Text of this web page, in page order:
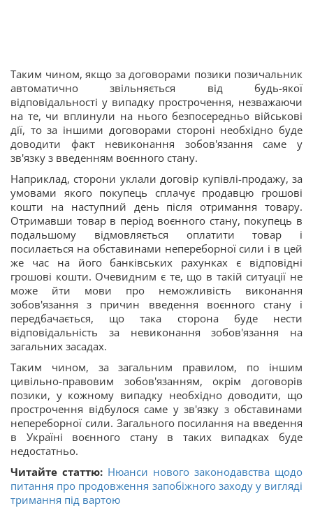
Таким чином, якщо за договорами позики позичальник
автоматично звільняється від будь-якої
відповідальності у випадку прострочення, незважаючи
на те, чи вплинули на нього безпосередньо військові
дії, то за іншими договорами стороні необхідно буде
доводити факт невиконання зобов'язання саме у
зв'язку з введенням воєнного стану.
Наприклад, сторони уклали договір купівлі-продажу, за
умовами якого покупець сплачує продавцю грошові
кошти на наступний день після отримання товару.
Отримавши товар в період воєнного стану, покупець в
подальшому відмовляється оплатити товар і
посилається на обставинами непереборної сили і в цей
же час на його банківських рахунках є відповідні
грошові кошти. Очевидним є те, що в такій ситуації не
може йти мови про неможливість виконання
зобов'язання з причин введення воєнного стану і
передбачається, що така сторона буде нести
відповідальність за невиконання зобов'язання на
загальних засадах.
Таким чином, за загальним правилом, по іншим
цивільно-правовим зобов'язанням, окрім договорів
позики, у кожному випадку необхідно доводити, що
прострочення відбулося саме у зв'язку з обставинами
непереборної сили. Загального посилання на введення
в Україні воєнного стану в таких випадках буде
недостатньо.
Читайте статтю: Нюанси нового законодавства щодо
питання про продовження запобіжного заходу у вигляді
тримання під вартою